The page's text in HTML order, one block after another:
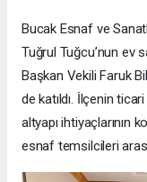
Bucak Esnaf ve
Tuğrul Tuğcu’nun ev
Başkan Vekili Faruk
de katıldı. İlçenin
altyapı ihtiyaçlarının
esnaf temsilcileri